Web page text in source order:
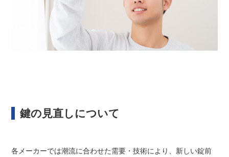
鍵の見直しについて
各メーカーでは潮流に合わせた需要・技術により、新しい錠前